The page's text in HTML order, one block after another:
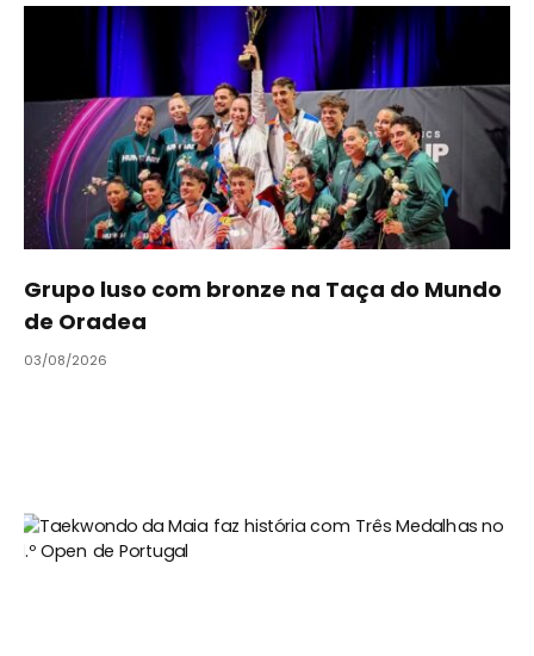
Grupo luso com bronze na Taça do Mundo
de Oradea
03/08/2026